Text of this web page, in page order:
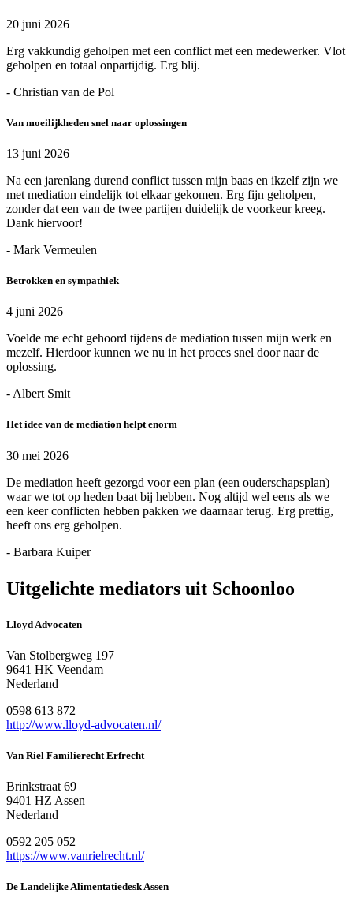
20 juni 2026
Erg vakkundig geholpen met een conflict met een medewerker. Vlot
geholpen en totaal onpartijdig. Erg blij.
- Christian van de Pol
Van moeilijkheden snel naar oplossingen
13 juni 2026
Na een jarenlang durend conflict tussen mijn baas en ikzelf zijn we
met mediation eindelijk tot elkaar gekomen. Erg fijn geholpen,
zonder dat een van de twee partijen duidelijk de voorkeur kreeg.
Dank hiervoor!
- Mark Vermeulen
Betrokken en sympathiek
4 juni 2026
Voelde me echt gehoord tijdens de mediation tussen mijn werk en
mezelf. Hierdoor kunnen we nu in het proces snel door naar de
oplossing.
- Albert Smit
Het idee van de mediation helpt enorm
30 mei 2026
De mediation heeft gezorgd voor een plan (een ouderschapsplan)
waar we tot op heden baat bij hebben. Nog altijd wel eens als we
een keer conflicten hebben pakken we daarnaar terug. Erg prettig,
heeft ons erg geholpen.
- Barbara Kuiper
Uitgelichte mediators uit Schoonloo
Lloyd Advocaten
Van Stolbergweg 197
9641 HK Veendam
Nederland
0598 613 872
http://www.lloyd-advocaten.nl/
Van Riel Familierecht Erfrecht
Brinkstraat 69
9401 HZ Assen
Nederland
0592 205 052
https://www.vanrielrecht.nl/
De Landelijke Alimentatiedesk Assen